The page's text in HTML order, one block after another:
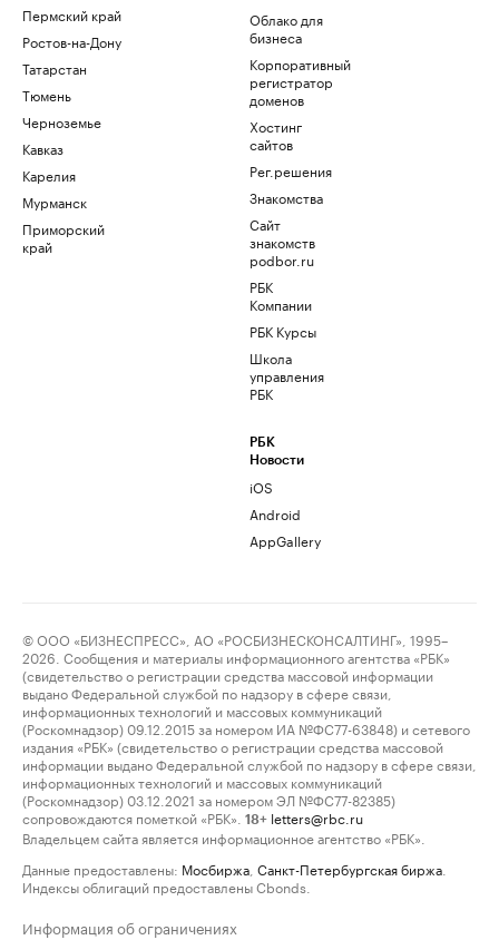
Пермский край
Ростов-на-Дону
Татарстан
Тюмень
Черноземье
Кавказ
Карелия
Мурманск
Приморский
край
Облако для
бизнеса
Корпоративный
регистратор
доменов
Хостинг
сайтов
Рег.решения
Знакомства
Сайт
знакомств
podbor.ru
РБК
Компании
РБК Курсы
Школа
управления
РБК
РБК
Новости
iOS
Android
AppGallery
© ООО «БИЗНЕСПРЕСС», АО «РОСБИЗНЕСКОНСАЛТИНГ», 1995–
2026. Сообщения и материалы информационного агентства «РБК»
(свидетельство о регистрации средства массовой информации
выдано Федеральной службой по надзору в сфере связи,
информационных технологий и массовых коммуникаций
(Роскомнадзор) 09.12.2015 за номером ИА №ФС77-63848) и сетевого
издания «РБК» (свидетельство о регистрации средства массовой
информации выдано Федеральной службой по надзору в сфере связи,
информационных технологий и массовых коммуникаций
(Роскомнадзор) 03.12.2021 за номером ЭЛ №ФС77-82385)
сопровождаются пометкой «РБК».
18+ letters@rbc.ru
Владельцем сайта является информационное агентство «РБК».
Данные предоставлены: Мосбиржа Санкт-Петербургская биржа
Индексы облигаций предоставлены Cbonds.
Информация об ограничениях